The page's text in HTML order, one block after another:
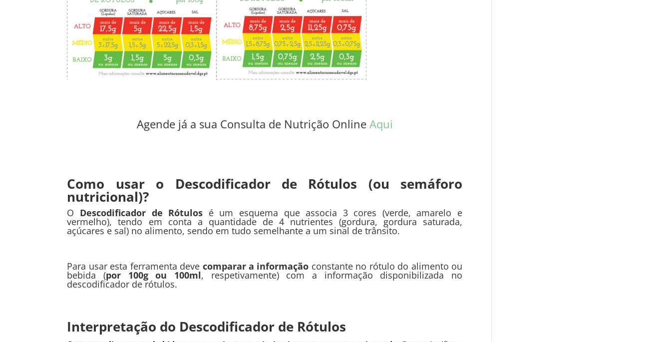
Agende já a sua Consulta de Nutrição Online Aqui
Como usar o Descodificador de Rótulos (ou semáforo
nutricional)?
O Descodificador de Rótulos é um esquema que associa 3 cores (verde, amarelo e
vermelho), tendo em conta a quantidade de 4 nutrientes (gordura, gordura saturada,
açúcares e sal) no alimento, sendo em tudo semelhante a um sinal de trânsito.
Para usar esta ferramenta deve comparar a informação constante no rótulo do alimento ou
bebida (por 100g ou 100ml, respetivamente) com a informação disponibilizada no
descodificador de rótulos.
Interpretação do Descodificador de Rótulos